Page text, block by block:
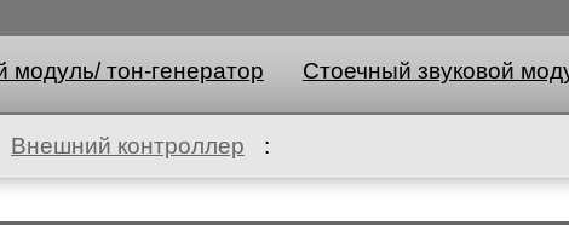
модуль/ тон-генератор Стоечный звуковой
Внешний контроллер :